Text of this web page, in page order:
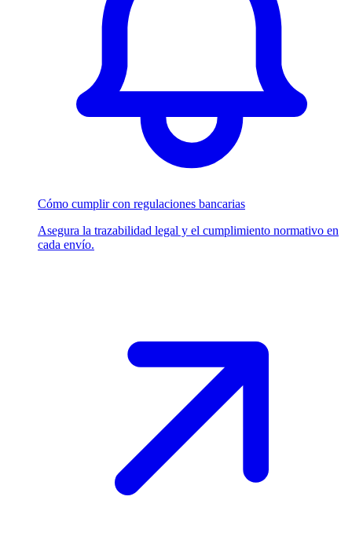
Cómo cumplir con regulaciones bancarias
Asegura la trazabilidad legal y el cumplimiento normativo en
cada envío.